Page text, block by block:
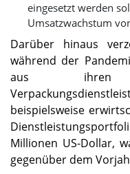
eingesetzt werden
Umsatzwachstum
Darüber hinaus
während der
aus ihren
beispielsweise
Millionen US-Dollar,
gegenüber dem